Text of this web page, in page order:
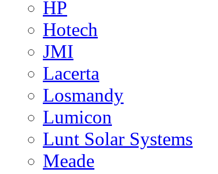
HP
Hotech
JMI
Lacerta
Losmandy
Lumicon
Lunt Solar Systems
Meade